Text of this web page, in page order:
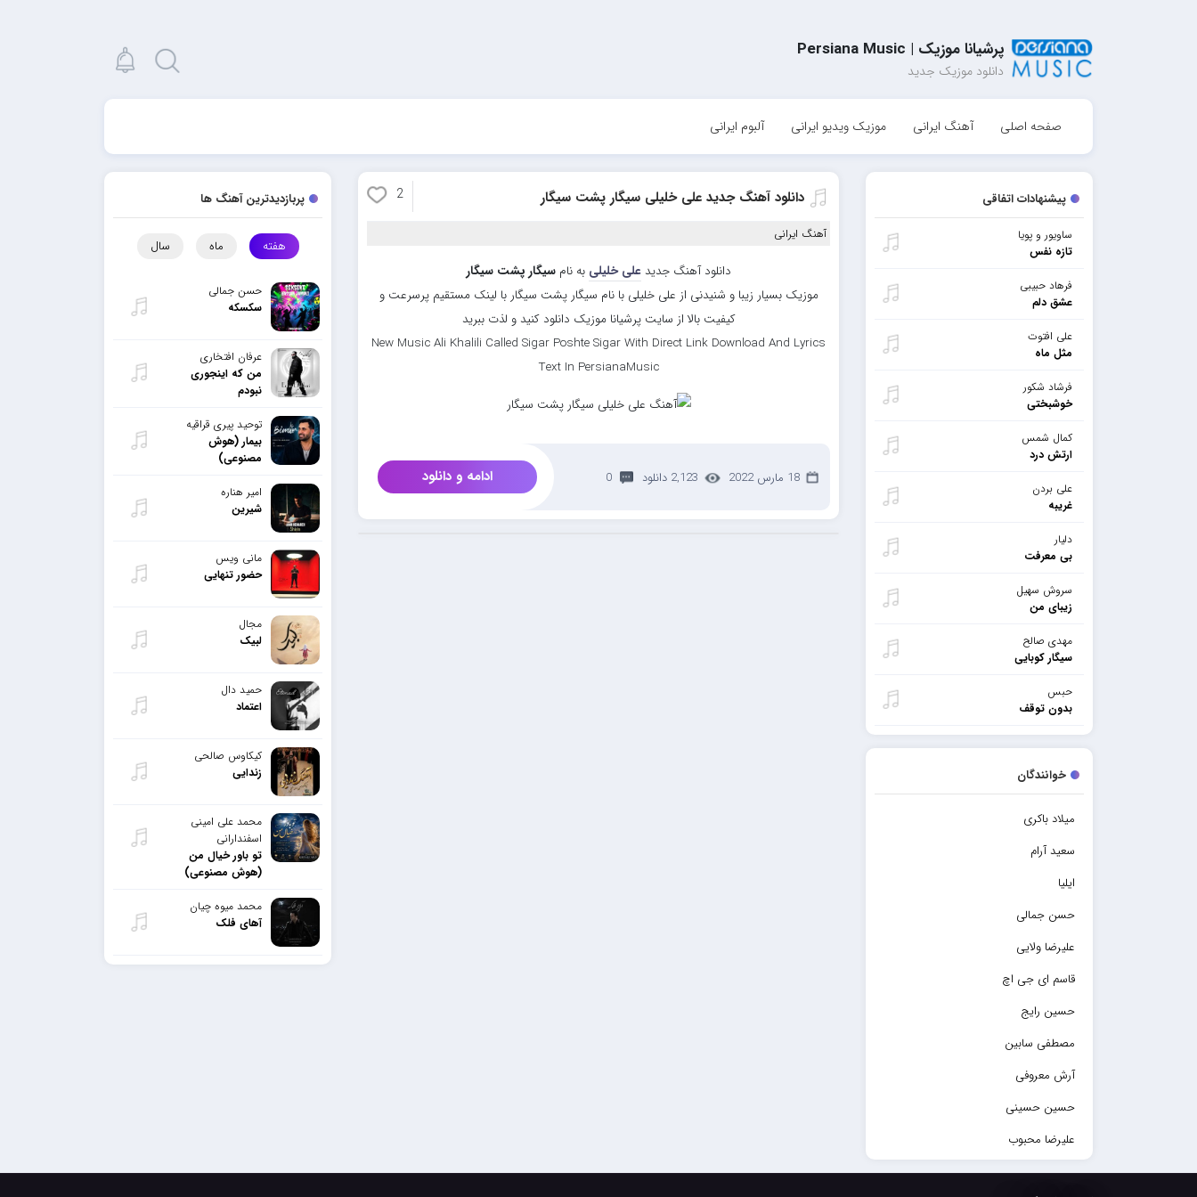
پرشیانا موزیک | Persiana Music
دانلود موزیک جدید
صفحه اصلی آهنگ ایرانی موزیک ویدیو ایرانی آلبوم ایرانی
پیشنهادات اتفاقی
ساویور و پویا
تازه نفس
فرهاد حبیبی
عشق دلم
علی افتوت
مثل ماه
فرشاد شکور
خوشبختی
کمال شمس
ارتش درد
علی بردن
غریبه
دلیار
بی معرفت
سروش سهیل
زیبای من
مهدی صالح
سیگار کوبایی
حبس
بدون توقف
خوانندگان
میلاد باکری
سعید آرام
ایلیا
حسن جمالی
علیرضا ولایی
قاسم ای جی اچ
حسین رایج
مصطفی سابین
آرش معروفی
حسین حسینی
علیرضا محبوب
حسین حصارکی
دانلود آهنگ جدید علی خلیلی سیگار پشت سیگار 2
آهنگ ایرانی
دانلود آهنگ جدیدعلی خلیلی به نامسیگار پشت سیگار
موزیک بسیار زیبا و شنیدنی از علی خلیلی با نام سیگار پشت سیگار با لینک مستقیم پرسرعت و
کیفیت بالا از سایت پرشیانا موزیک دانلود کنید و لذت ببرید
New Music Ali Khalili Called Sigar Poshte Sigar With Direct Link Download And Lyrics
Text In PersianaMusic
18 مارس 2022 2,123 دانلود 0 ادامه و دانلود
پربازدیدترین آهنگ ها
هفته ماه سال
حسن جمالی
سکسکه
عرفان افتخاری
من که اینجوری
نبودم
توحید پیری قراقیه
بیمار (هوش
مصنوعی)
امیر هناره
شیرین
مانی ویس
حضور تنهایی
مجال
لبیک
حمید دال
اعتماد
کیکاوس صالحی
زندایی
محمد علی امینی
اسفندارانی
تو باور خیال من
(هوش مصنوعی)
محمد میوه چیان
آهای فلک